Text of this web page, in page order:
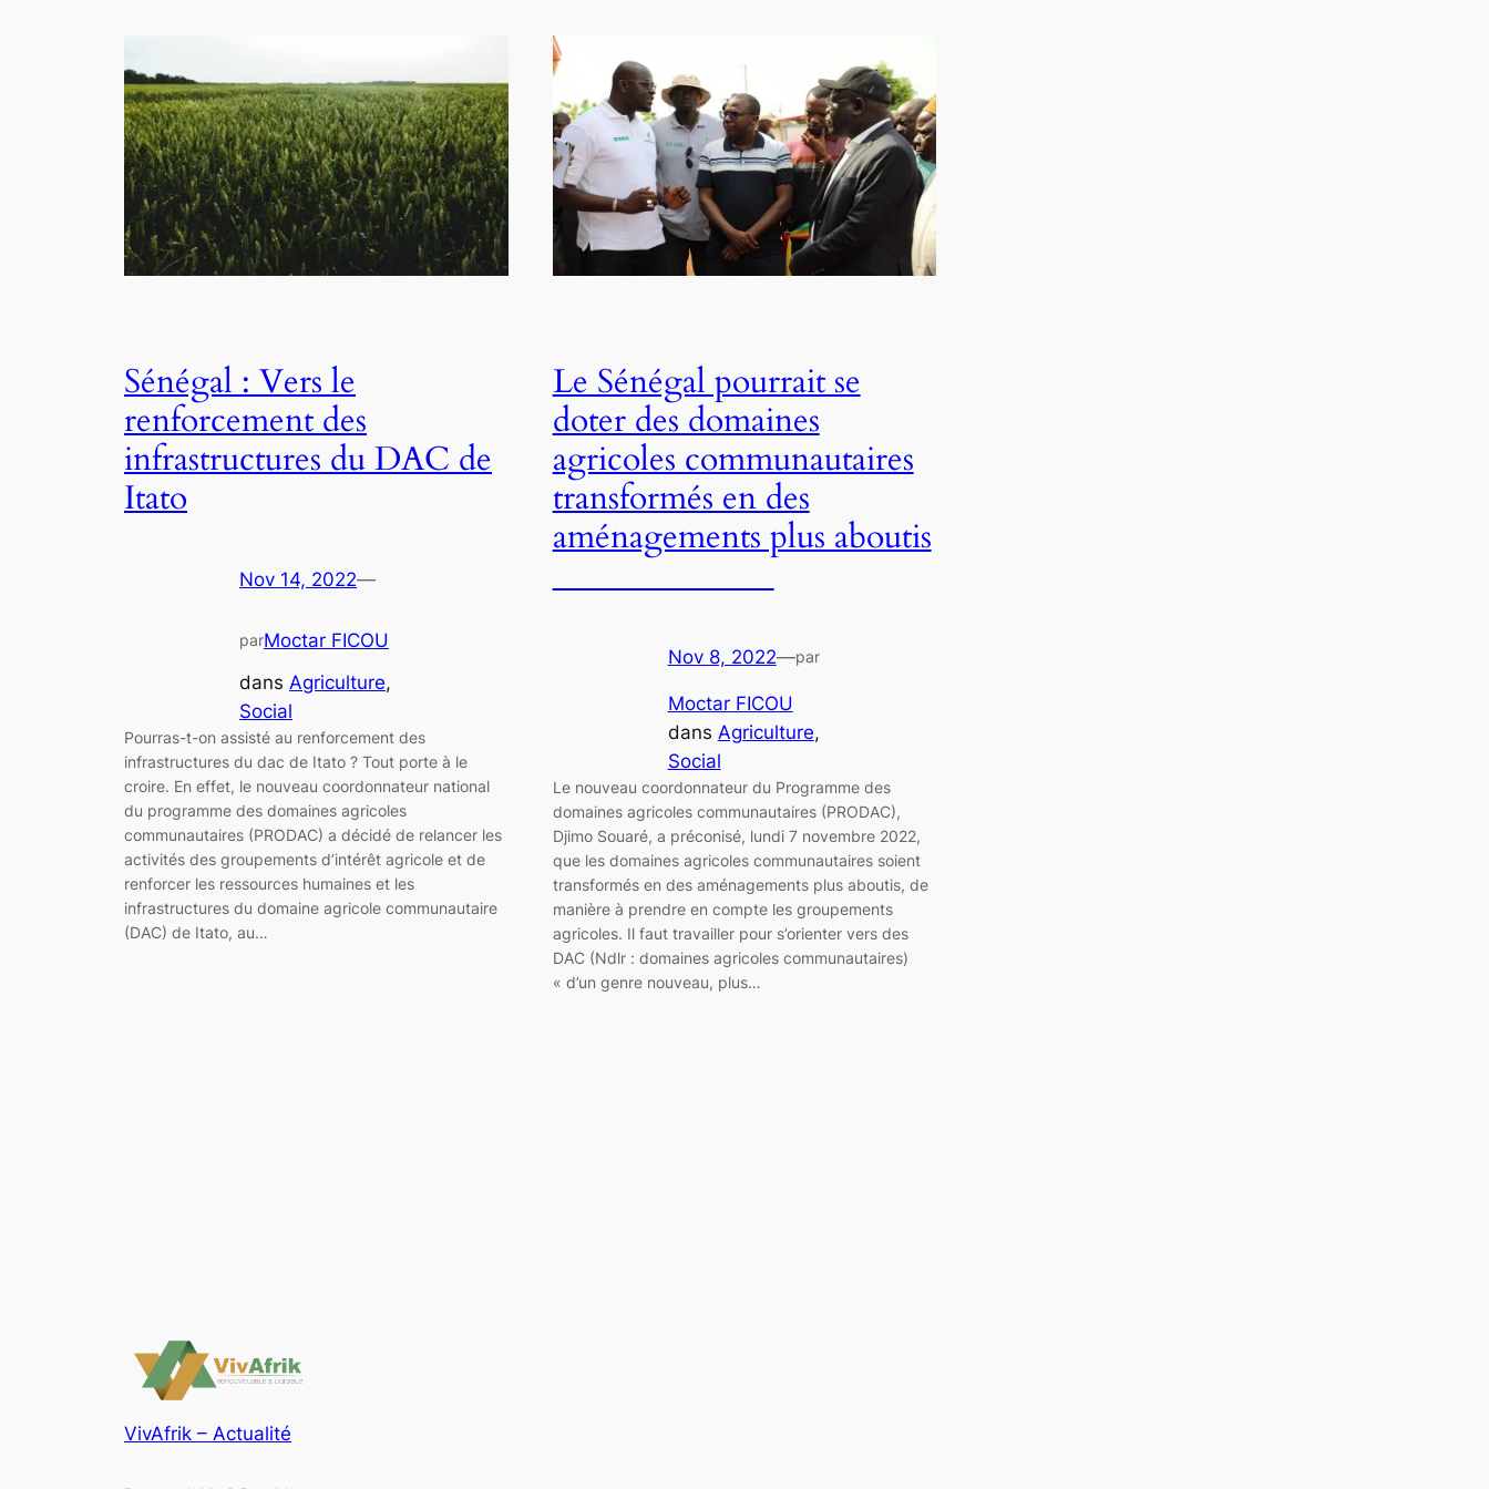
Sénégal : Vers le
renforcement des
infrastructures du DAC de
Itato
Nov 14, 2022—
parMoctar FICOU
dans Agriculture
Social
Pourras-t-on assisté au renforcement des
infrastructures du dac de Itato ? Tout porte à le
croire. En effet, le nouveau coordonnateur national
du programme des domaines agricoles
communautaires (PRODAC) a décidé de relancer les
activités des groupements d’intérêt agricole et de
renforcer les ressources humaines et les
infrastructures du domaine agricole communautaire
(DAC) de Itato, au…
Le Sénégal pourrait se
doter des domaines
agricoles communautaires
transformés en des
aménagements plus aboutis
Nov 8, 2022—par
Moctar FICOU
dans Agriculture
Social
Le nouveau coordonnateur du Programme des
domaines agricoles communautaires (PRODAC),
Djimo Souaré, a préconisé, lundi 7 novembre 2022,
que les domaines agricoles communautaires soient
transformés en des aménagements plus aboutis, de
manière à prendre en compte les groupements
agricoles. Il faut travailler pour s’orienter vers des
DAC (Ndlr : domaines agricoles communautaires)
« d’un genre nouveau, plus…
VivAfrik – Actualité